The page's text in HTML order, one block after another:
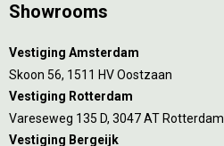
Showrooms
Vestiging Amsterdam
Skoon 56, 1511 HV Oostzaan
Vestiging Rotterdam
Vareseweg 135 D, 3047 AT Rotterdam
Vestiging Bergeijk